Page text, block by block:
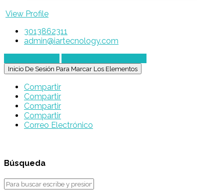
View Profile
3013862311
admin@iartecnology.com
Inicio De Sesión Para Marcar Los Elementos
Compartir
Compartir
Compartir
Compartir
Correo Electrónico
Búsqueda